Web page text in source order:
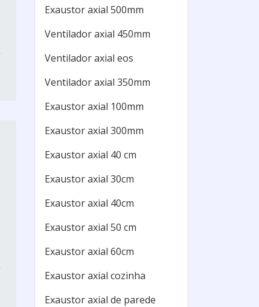
Exaustor axial 500mm
Ventilador axial 450mm
Ventilador axial eos
Ventilador axial 350mm
Exaustor axial 100mm
Exaustor axial 300mm
Exaustor axial 40 cm
Exaustor axial 30cm
Exaustor axial 40cm
Exaustor axial 50 cm
Exaustor axial 60cm
Exaustor axial cozinha
Exaustor axial de parede